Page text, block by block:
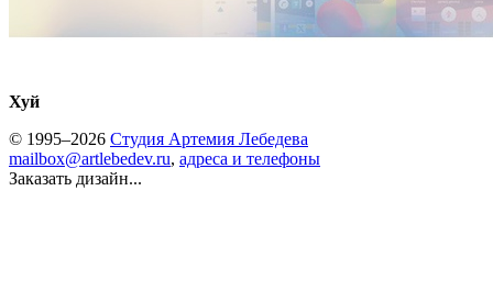
Хуй
© 1995–2026 Студия Артемия Лебедева
mailbox@artlebedev.ru, адреса и телефоны
Заказать дизайн...